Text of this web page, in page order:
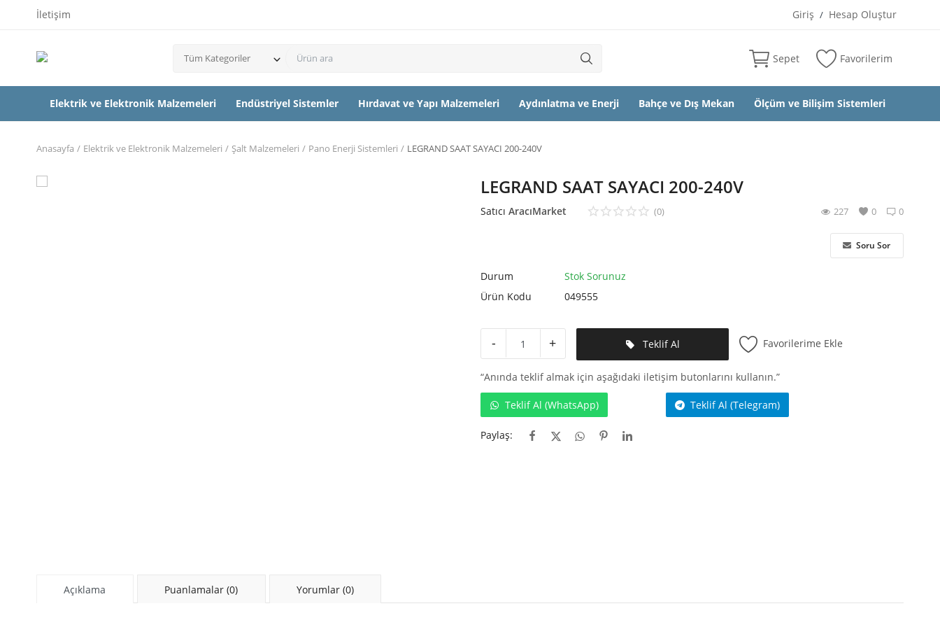
İletişim Giriş / Hesap Oluştur
Tüm Kategoriler Sepet Favorilerim
Elektrik ve Elektronik Malzemeleri Endüstriyel Sistemler Hırdavat ve Yapı Malzemeleri Aydınlatma ve Enerji Bahçe ve Dış Mekan Ölçüm ve Bilişim Sistemleri
Anasayfa Elektrik ve Elektronik Malzemeleri Şalt Malzemeleri Pano Enerji Sistemleri LEGRAND SAAT SAYACI 200-240V
LEGRAND SAAT SAYACI 200-240V
Satıcı AracıMarket 0
(0) 0
227
Soru Sor
Durum
Stok Sorunuz
Ürün Kodu
049555
- + Teklif Al Favorilerime Ekle
“Anında teklif almak için aşağıdaki iletişim butonlarını kullanın.”
Teklif Al (WhatsApp) Teklif Al (Telegram)
Paylaş:
Açıklama Puanlamalar (0) Yorumlar (0)